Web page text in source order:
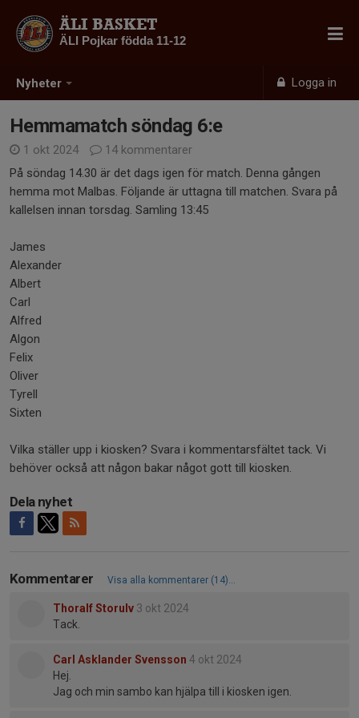
Nyheter Logga in
ÄLI BASKET
ÄLI Pojkar födda 11-12
Hemmamatch söndag 6:e
1 okt 2024
14 kommentarer
På söndag 14.30 är det dags igen för match. Denna gången
hemma mot Malbas. Följande är uttagna till matchen. Svara på
kallelsen innan torsdag. Samling 13:45
James
Alexander
Albert
Carl
Alfred
Algon
Felix
Oliver
Tyrell
Sixten
Vilka ställer upp i kiosken? Svara i kommentarsfältet tack. Vi
behöver också att någon bakar något gott till kiosken.
Dela nyhet
Kommentarer Visa alla kommentarer (14)...
Thoralf Storulv 3 okt 2024
Tack.
Carl Asklander Svensson 4 okt 2024
Hej.
Jag och min sambo kan hjälpa till i kiosken igen.